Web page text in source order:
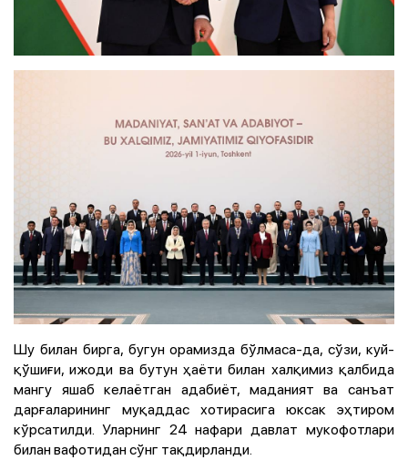
Шу билан бирга, бугун орамизда бўлмаса-да, сўзи, куй-
қўшиғи, ижоди ва бутун ҳаёти билан халқимиз қалбида
мангу яшаб келаётган адабиёт, маданият ва санъат
дарғаларининг муқаддас хотирасига юксак эҳтиром
кўрсатилди. Уларнинг 24 нафари давлат мукофотлари
билан вафотидан сўнг тақдирланди.